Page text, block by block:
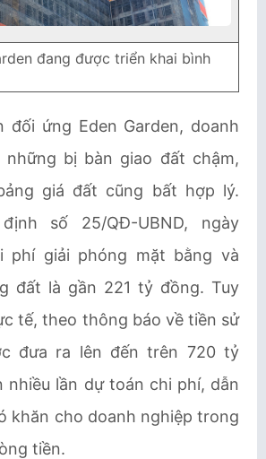
đang được triển khai bình
đối ứng Eden Garden, doanh
những bị bàn giao đất chậm,
giá đất cũng bất hợp lý.
số 25/QĐ-UBND, ngày
phí giải phóng mặt bằng và
đất là gần 221 tỷ đồng. Tuy
tế, theo thông báo về tiền sử
đưa ra lên đến trên 720 tỷ
nhiều lần dự toán chi phí, dẫn
khăn cho doanh nghiệp trong
tiền.